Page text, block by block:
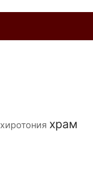
хиротония храм